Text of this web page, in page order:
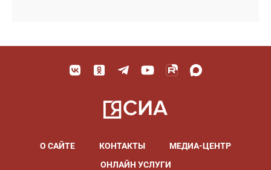
О САЙТЕ КОНТАКТЫ
МЕДИА-ЦЕНТР
ОНЛАЙН УСЛУГИ